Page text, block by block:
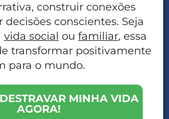
construir conexões
conscientes. Seja
vida social ou familiar, essa
transformar positivamente
para o mundo.
MINHA VIDA
AGORA!